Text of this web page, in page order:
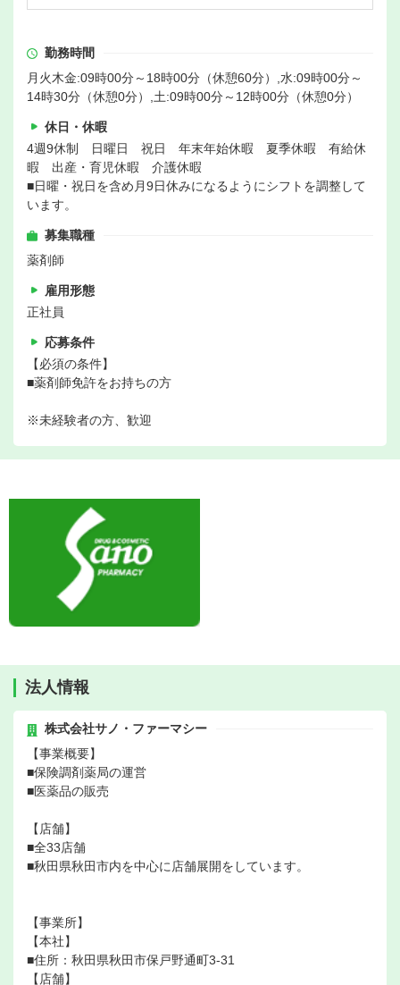
勤務時間
月火木金:09時00分～18時00分（休憩60分）,水:09時00分～
14時30分（休憩0分）,土:09時00分～12時00分（休憩0分）
休日・休暇
4週9休制 日曜日 祝日 年末年始休暇 夏季休暇 有給休
暇 出産・育児休暇 介護休暇
■日曜・祝日を含め月9日休みになるようにシフトを調整して
います。
募集職種
薬剤師
雇用形態
正社員
応募条件
【必須の条件】
■薬剤師免許をお持ちの方
※未経験者の方、歓迎
法人情報
株式会社サノ・ファーマシー
【事業概要】
■保険調剤薬局の運営
■医薬品の販売
【店舗】
■全33店舗
■秋田県秋田市内を中心に店舗展開をしています。
【事業所】
【本社】
■住所：秋田県秋田市保戸野通町3-31
【店舗】